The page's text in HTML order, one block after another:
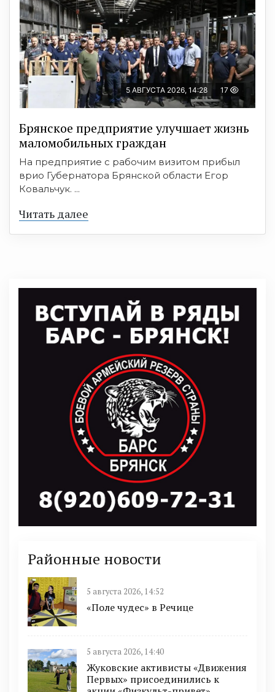
5 АВГУСТА 2026, 14:28 17
Брянское предприятие улучшает жизнь
маломобильных граждан
На предприятие с рабочим визитом прибыл
врио Губернатора Брянской области Егор
Ковальчук. ...
Читать далее
Районные новости
5 августа 2026, 14:52
«Поле чудес» в Речице
5 августа 2026, 14:40
Жуковские активисты «Движения
Первых» присоединились к